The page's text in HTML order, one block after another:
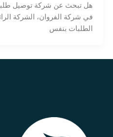
هل تبحث عن شركة توصيل
في شركة الفروان، الشركة
الطلبات بنفس